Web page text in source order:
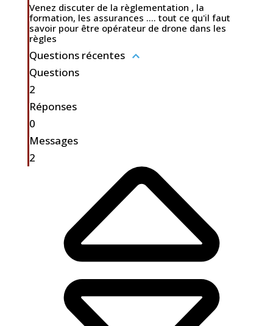
Venez discuter de la règlementation , la
formation, les assurances .... tout ce qu'il faut
savoir pour être opérateur de drone dans les
règles
Questions récentes
Questions
2
Réponses
0
Messages
2